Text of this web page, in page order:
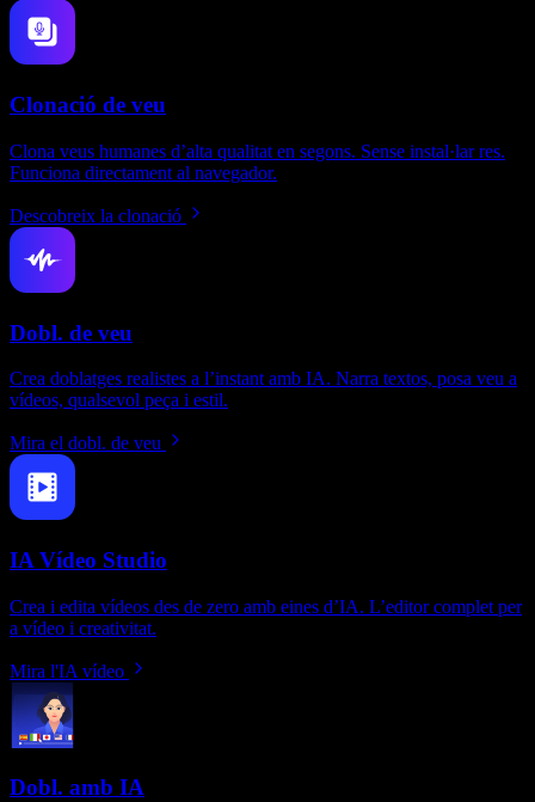
Clonació de veu
Clona veus humanes d’alta qualitat en segons. Sense instal·lar res.
Funciona directament al navegador.
Descobreix la clonació
Dobl. de veu
Crea doblatges realistes a l’instant amb IA. Narra textos, posa veu a
vídeos, qualsevol peça i estil.
Mira el dobl. de veu
IA Vídeo Studio
Crea i edita vídeos des de zero amb eines d’IA. L’editor complet per
a vídeo i creativitat.
Mira l'IA vídeo
Dobl. amb IA